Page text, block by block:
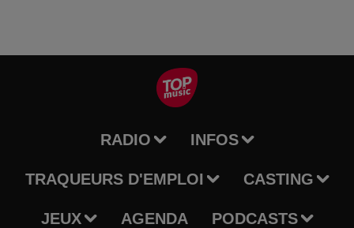
RADIO INFOS
TRAQUEURS D'EMPLOI CASTING
JEUX AGENDA PODCASTS